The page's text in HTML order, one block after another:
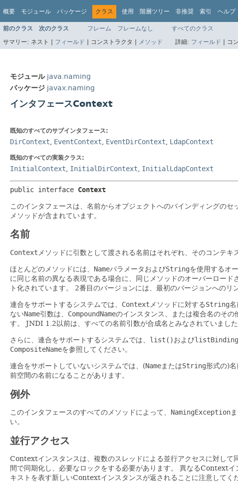
概要 モジュール パッケージ クラス 使用 階層ツリー 非推奨 索引 ヘルプ
前のクラス 次のクラス フレーム フレームなし すべてのクラス
サマリー: ネスト | フィールド | コンストラクタ | メソッド 詳細: フィールド | コ
モジュール java.naming
パッケージ javax.naming
インタフェースContext
既知のすべてのサブインタフェース:
DirContext EventContext EventDirContext LdapContext
既知のすべての実装クラス:
InitialContext InitialDirContext InitialLdapContext
public interface Context
このインタフェースは、名前からオブジェクトへのバインディングのセ
メソッドが含まれています。
名前
Context メソッドに引数として渡される名前はそれぞれ、そのコンテキ
ほとんどのメソッドには、 NameパラメータおよびStringを使用するオ
に同じ名前の異なる表現である場合に、同じメソッドのオーバーロード
ト化されています。
2番目のバージョンには、最初のバージョンへのリ
連合をサポートするシステムでは、 Context メソッドに対するString名
ないName引数は、 CompoundNameのインスタンス、または複合名のその
す。
JNDI 1.2以前は、すべての名前引数が合成名とみなされていました
さらに、連合をサポートするシステムでは、 list()および
CompositeNameを参照してください。
連合をサポートしていないシステムでは、(NameまたはString形式の)
前空間の名前になることがあります。
例外
このインタフェースのすべてのメソッドによって、 NamingException
い。
並行アクセス
Contextインスタンスは、複数のスレッドによる並行アクセスに対して
間で同期化し、必要なロックをする必要があります。
異なるContextイ
キストを表す新しいContextインスタンスが返されることに注意してく